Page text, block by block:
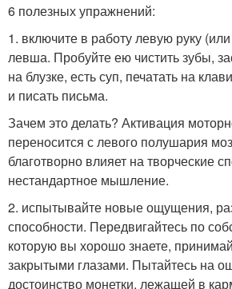
6 полезных упражнений:
1. включите в работу левую руку
левша. Пробуйте ею чистить зубы,
на блузке, есть суп, печатать на
и писать письма.
Зачем это делать? Активация
переносится с левого полушария
благотворно влияет на творческие
нестандартное мышление.
2. испытывайте новые ощущения,
способности. Передвигайтесь по
которую вы хорошо знаете,
закрытыми глазами. Пытайтесь на
достоинство монетки, лежащей в